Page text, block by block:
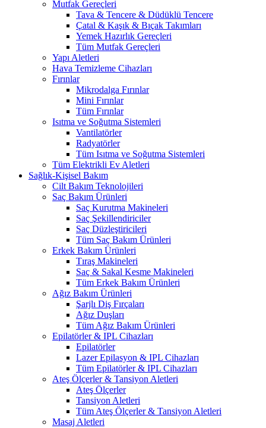
Mutfak Gereçleri
Tava & Tencere & Düdüklü Tencere
Çatal & Kaşık & Bıçak Takımları
Yemek Hazırlık Gereçleri
Tüm Mutfak Gereçleri
Yapı Aletleri
Hava Temizleme Cihazları
Fırınlar
Mikrodalga Fırınlar
Mini Fırınlar
Tüm Fırınlar
Isıtma ve Soğutma Sistemleri
Vantilatörler
Radyatörler
Tüm Isıtma ve Soğutma Sistemleri
Tüm Elektrikli Ev Aletleri
Sağlık-Kişisel Bakım
Cilt Bakım Teknolojileri
Saç Bakım Ürünleri
Saç Kurutma Makineleri
Saç Şekillendiriciler
Saç Düzleştiricileri
Tüm Saç Bakım Ürünleri
Erkek Bakım Ürünleri
Tıraş Makineleri
Saç & Sakal Kesme Makineleri
Tüm Erkek Bakım Ürünleri
Ağız Bakım Ürünleri
Şarjlı Diş Fırçaları
Ağız Duşları
Tüm Ağız Bakım Ürünleri
Epilatörler & IPL Cihazları
Epilatörler
Lazer Epilasyon & IPL Cihazları
Tüm Epilatörler & IPL Cihazları
Ateş Ölçerler & Tansiyon Aletleri
Ateş Ölçerler
Tansiyon Aletleri
Tüm Ateş Ölçerler & Tansiyon Aletleri
Masaj Aletleri